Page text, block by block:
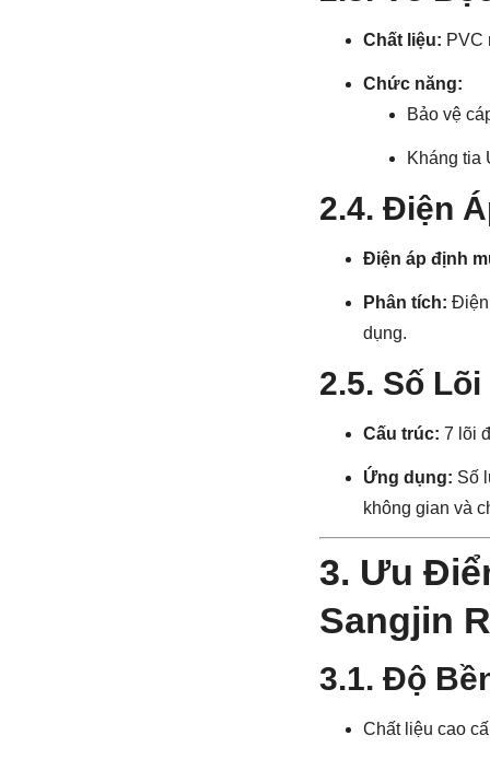
Chất liệu: PVC
Chức năng:
Bảo vệ
Kháng tia
2.4. Điện
Điện áp định
Phân tích: Điện
dụng.
2.5. Số
Cấu trúc: 7 lõi
Ứng dụng: Số
không gian và
3. Ưu
Sangjin
3.1. Độ
Chất liệu cao